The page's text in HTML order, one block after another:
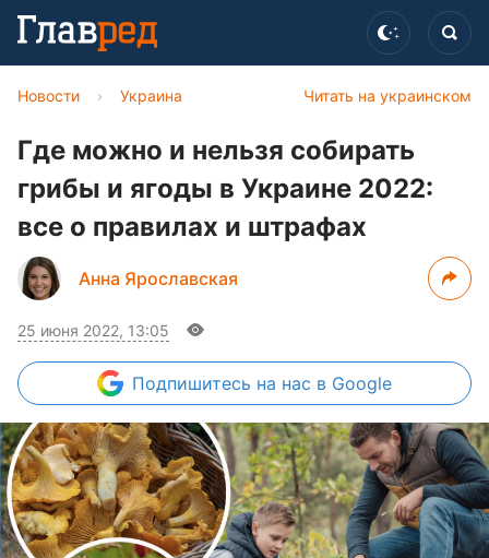
Читать на украинском
Новости › Украина
Где можно и нельзя собирать
грибы и ягоды в Украине 2022:
все о правилах и штрафах
Анна Ярославская
25 июня 2022, 13:05
Подпишитесь на нас в Google